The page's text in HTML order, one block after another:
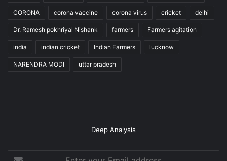
CORONA corona vaccine corona virus cricket delhi
Dr. Ramesh pokhriyal Nishank farmers Farmers agitation
india indian cricket Indian Farmers lucknow
NARENDRA MODI uttar pradesh
Deep Analysis